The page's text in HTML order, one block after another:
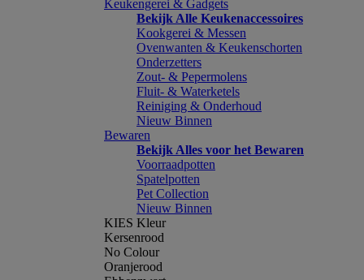
Keukengerei & Gadgets
Bekijk Alle Keukenaccessoires
Kookgerei & Messen
Ovenwanten & Keukenschorten
Onderzetters
Zout- & Pepermolens
Fluit- & Waterketels
Reiniging & Onderhoud
Nieuw Binnen
Bewaren
Bekijk Alles voor het Bewaren
Voorraadpotten
Spatelpotten
Pet Collection
Nieuw Binnen
KIES Kleur
Kersenrood
No Colour
Oranjerood